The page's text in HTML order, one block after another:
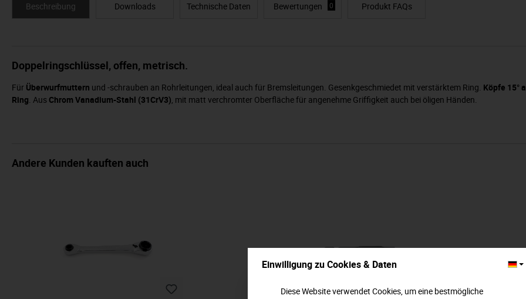
Beschreibung Downloads Technische Daten Bewertungen 0 Produkt FAQs
Doppelringschlüssel, offen, metrisch.
Für Überwurfmuttern und -schrauben an Rohrleitungen, ideal auch für Bremsleitungen. Gesenkgeschmiedet mit verstärktem Ring. Köpfe 15°
Ring. Aus Chrom Vanadium-Stahl (31CrV3), mit matt verchromter Oberfläche für angenehme Griffigkeit auch bei öligen Händen.
Andere Kunden kauften auch
Einwilligung zu Cookies & Daten
Diese Website verwendet Cookies, um eine bestmögliche